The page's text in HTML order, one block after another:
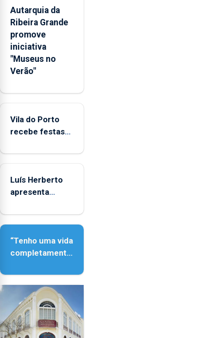
emocionais
e
sociais
junto
das
crianças
Autarquia da
Ribeira Grande
promove
iniciativa
"Museus no
Verão"
Vila do Porto
recebe festas
Nossa Senhora
Luís Herberto
apresenta
Paisagem’
“Tenho uma vida
completamente
trabalho,
dedicação,
gosto e muita
paixão”